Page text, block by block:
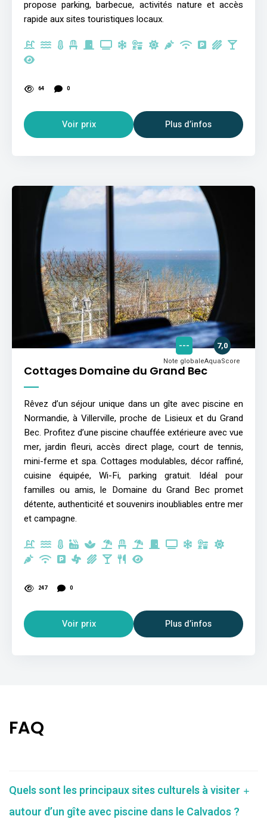
propose parking, barbecue, activités nature et accès
rapide aux sites touristiques locaux.
64 0
Voir prix Plus d’infos
Cottages Domaine du Grand Bec
---
Note globale
7,0
AquaScore
Rêvez d’un séjour unique dans un gîte avec piscine en
Normandie, à Villerville, proche de Lisieux et du Grand
Bec. Profitez d’une piscine chauffée extérieure avec vue
mer, jardin fleuri, accès direct plage, court de tennis,
mini-ferme et spa. Cottages modulables, décor raffiné,
cuisine équipée, Wi-Fi, parking gratuit. Idéal pour
familles ou amis, le Domaine du Grand Bec promet
détente, authenticité et souvenirs inoubliables entre mer
et campagne.
247 0
Voir prix Plus d’infos
FAQ
Quels sont les principaux sites culturels à visiter
autour d’un gîte avec piscine dans le Calvados ?